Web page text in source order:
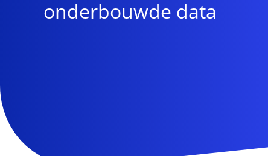
onderbouwde data